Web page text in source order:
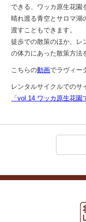
できる、ワッカ原生花園
晴れ渡る青空とサロマ湖
渡すこともできます。
徒歩での散策のほか、レ
の体力にあった散策方法
こちらの動画でラヴィー
レンタルサイクルでのサ
「vol.14 ワッカ原生花園